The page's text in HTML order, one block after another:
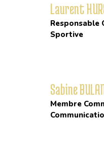
Laurent
Responsable
Sportive
Sabine
Membre